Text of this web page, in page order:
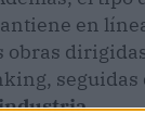
en
obras
seguidas
.